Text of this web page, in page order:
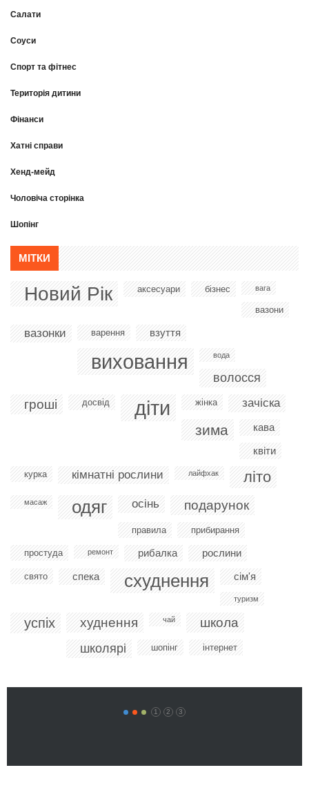
Салати
Соуси
Спорт та фітнес
Територія дитини
Фінанси
Хатні справи
Хенд-мейд
Чоловіча сторінка
Шопінг
МІТКИ
Новий Рік аксесуари бізнес вага
вазони
вазонки варення взуття
виховання вода
волосся
гроші досвід діти жінка зачіска
зима
кава
квіти
курка кімнатні рослини лайфхак літо
масаж одяг осінь подарунок
правила прибирання
простуда ремонт рибалка рослини
свято спека схуднення сім'я
туризм
успіх худнення чай школа
школярі шопінг інтернет
1 2 3